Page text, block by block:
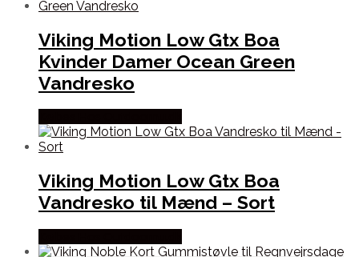
Viking Motion Low Gtx Boa
Kvinder Damer Ocean Green
Vandresko
Viking Motion Low Gtx Boa
Vandresko til Mænd – Sort